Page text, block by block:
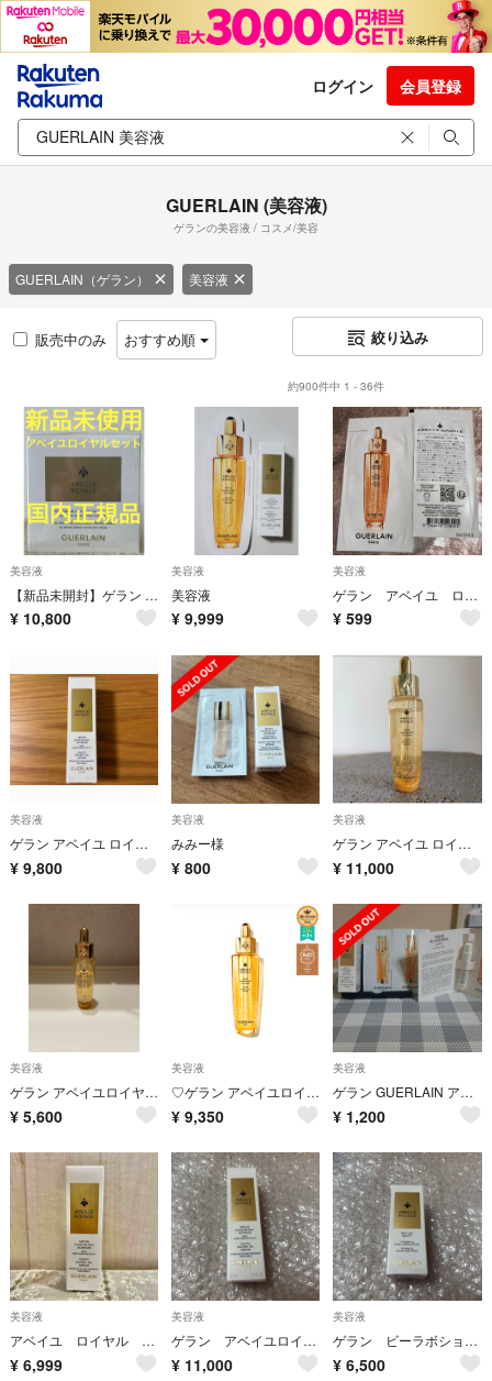
ログイン 会員登録
GUERLAIN (美容液)
ゲランの美容液 / コスメ/美容
GUERLAIN（ゲラン） 美容液
販売中のみ おすすめ順 絞り込み
約900件中 1 - 36件
美容液
【新品未開封】ゲラン アベイユ ロイヤル ディスカバリー セット
¥ 10,800
美容液
美容液
¥ 9,999
美容液
ゲラン アベイユ ロイヤル ウォータリー オイル セロム 0.5ml 2包
¥ 599
美容液
ゲラン アベイユ ロイヤル ウォータリー オイル セロム 30ml
¥ 9,800
美容液
みみー様
¥ 800
美容液
ゲラン アベイユ ロイヤル ウォータリー オイル セロム 30ml アベイルロイヤル ゲラン 美容液
¥ 11,000
美容液
ゲラン アベイユロイヤル ウォータリーオイル 30ml
¥ 5,600
美容液
♡ゲラン アベイユロイヤル ウォータリーオイルセロム 30ml♡
¥ 9,350
美容液
ゲラン GUERLAIN アベイユ ロイヤル アドバンスト ダブルR セロム 他サンプル品
¥ 1,200
美容液
アベイユ ロイヤル ウォータリー オイル セロム 15ml ゲラン
¥ 6,999
美容液
ゲラン アベイユロイヤルウォータリー オイルセロム 30ml 新品
¥ 11,000
美容液
ゲラン ビーラボショット 新品
¥ 6,500